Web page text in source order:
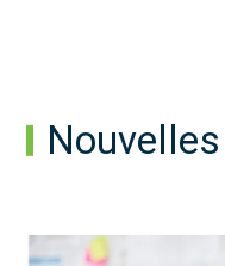
Nouvelles